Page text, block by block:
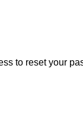
to reset your